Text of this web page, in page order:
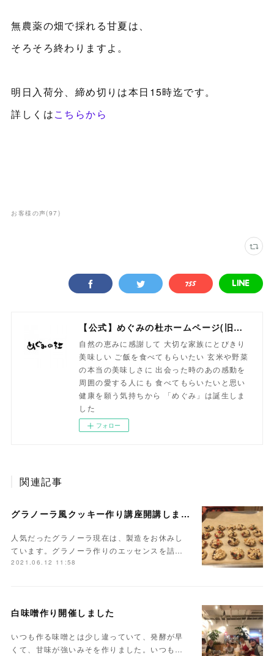
無農薬の畑で採れる甘夏は、
そろそろ終わりますよ。
明日入荷分、締め切りは本日15時迄です。
詳しくはこちらから
お客様の声(97 )
【公式】めぐみの杜ホームページ(旧自然食工房）
自然の恵みに感謝して 大切な家族にとびきり
美味しい ご飯を食べてもらいたい 玄米や野菜
の本当の美味しさに 出会った時のあの感動を
周囲の愛する人にも 食べてもらいたいと思い
健康を願う気持ちから 「めぐみ」は誕生しま
した
フォロー
関連記事
グラノーラ風クッキー作り講座開講しました
人気だったグラノーラ現在は、製造をお休みし
ています。グラノーラ作りのエッセンスを詰…
2021.06.12 11:58
白味噌作り開催しました
いつも作る味噌とは少し違っていて、発酵が早
くて、甘味が強いみそを作りました。いつも…